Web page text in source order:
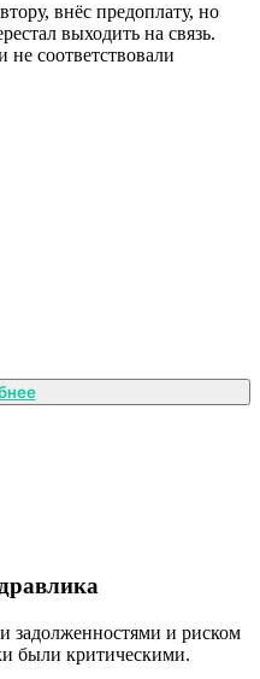
внёс предоплату, но
выходить на связь.
соответствовали
задолженностями и риском
были критическими.